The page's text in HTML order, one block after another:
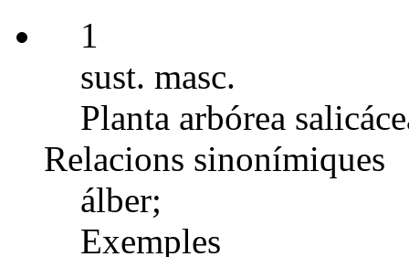
1
sust. masc.
Planta arbórea
Relacions sinonímiques
álber;
Exemples